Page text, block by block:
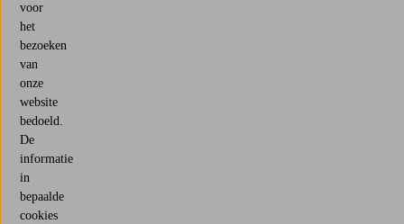
voor
het
bezoeken
van
onze
website
bedoeld.
De
informatie
in
bepaalde
cookies